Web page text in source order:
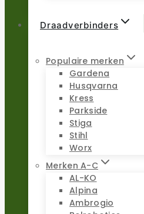
Draadverbinders
Populaire merken
Gardena
Husqvarna
Kress
Parkside
Stiga
Stihl
Worx
Merken A-C
AL-KO
Alpina
Ambrogio